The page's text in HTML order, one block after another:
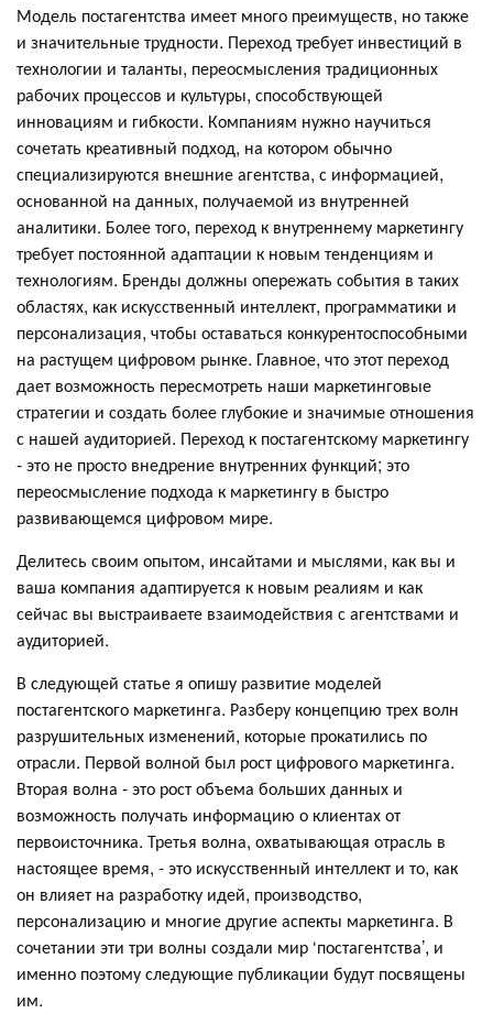
Модель постагентства имеет много преимуществ, но также
и значительные трудности. Переход требует инвестиций в
технологии и таланты, переосмысления традиционных
рабочих процессов и культуры, способствующей
инновациям и гибкости. Компаниям нужно научиться
сочетать креативный подход, на котором обычно
специализируются внешние агентства, с информацией,
основанной на данных, получаемой из внутренней
аналитики. Более того, переход к внутреннему маркетингу
требует постоянной адаптации к новым тенденциям и
технологиям. Бренды должны опережать события в таких
областях, как искусственный интеллект, программатики и
персонализация, чтобы оставаться конкурентоспособными
на растущем цифровом рынке. Главное, что этот переход
дает возможность пересмотреть наши маркетинговые
стратегии и создать более глубокие и значимые отношения
с нашей аудиторией. Переход к постагентскому маркетингу
- это не просто внедрение внутренних функций; это
переосмысление подхода к маркетингу в быстро
развивающемся цифровом мире.
Делитесь своим опытом, инсайтами и мыслями, как вы и
ваша компания адаптируется к новым реалиям и как
сейчас вы выстраиваете взаимодействия с агентствами и
аудиторией.
В следующей статье я опишу развитие моделей
постагентского маркетинга. Разберу концепцию трех волн
разрушительных изменений, которые прокатились по
отрасли. Первой волной был рост цифрового маркетинга.
Вторая волна - это рост объема больших данных и
возможность получать информацию о клиентах от
первоисточника. Третья волна, охватывающая отрасль в
настоящее время, - это искусственный интеллект и то, как
он влияет на разработку идей, производство,
персонализацию и многие другие аспекты маркетинга. В
сочетании эти три волны создали мир ‘постагентства’, и
именно поэтому следующие публикации будут посвящены
им.